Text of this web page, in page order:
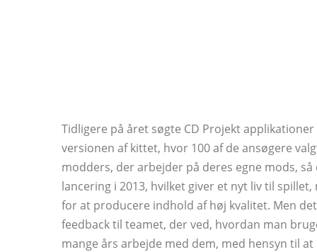
Tidligere på året søgte CD Projekt
versionen af ​​kittet, hvor 100 af de ansøgere
modders, der arbejder på deres egne mods,
lancering i 2013, hvilket giver et nyt liv til
for at producere indhold af høj kvalitet. Men
feedback til teamet, der ved, hvordan man
mange års arbejde med dem, med hensyn til